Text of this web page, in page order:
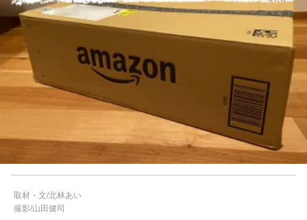
取材・文/北林あい
撮影/山田健司